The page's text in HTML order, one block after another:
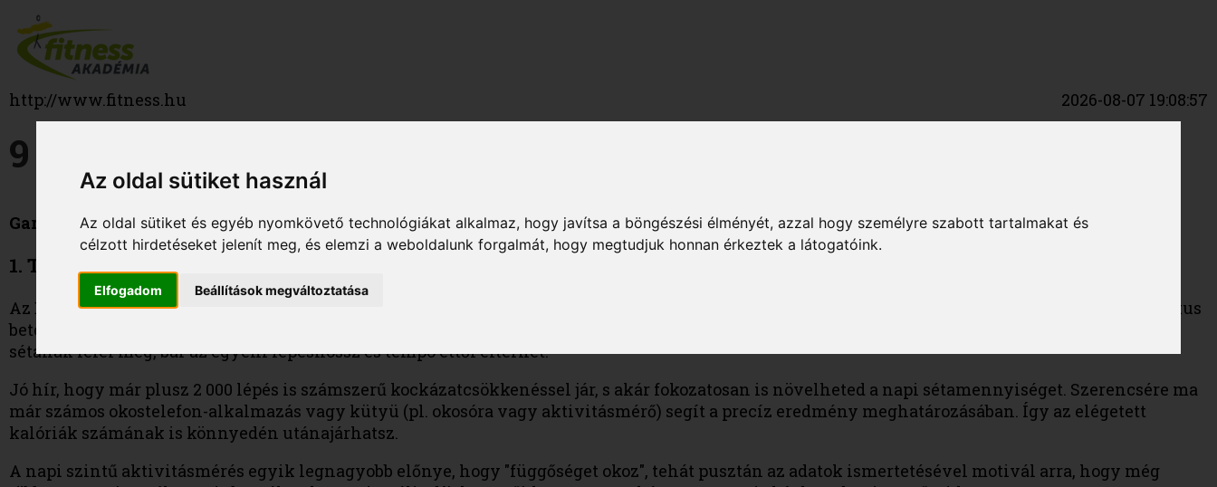
Az oldal sütiket használ
Az oldal sütiket és egyéb nyomkövető technológiákat alkalmaz, hogy javítsa a böngészési élményét, azzal hogy személyre szabott tartalmakat és
célzott hirdetéseket jelenít meg, és elemzi a weboldalunk forgalmát, hogy megtudjuk honnan érkeztek a látogatóink.
Elfogadom Beállítások megváltoztatása
http://www.fitness.hu 2026-08-07 19:08:57
9 ÚJÉVI FOGADALOM, AMIT TÉNYLEG BE TUDSZ TARTANI
Garantált a sikerélmény, ha nem egyetlen, szinte elérhetetlennek tűnő célt tűzöl ki magad elé, hanem több kicsit!
1. Tízezer lépés az egészségért
Az Egészségügyi Világszervezet (WHO) ajánlása szerint naponta nagyjából 10 000 lépést kell megtenned ahhoz, hogy csökkenjen az olyan krónikus
betegségek kialakulásának veszélye, mint a magas vérnyomás vagy a 2-es típusú cukorbetegség. Ez hellyel-közzel 100 perc vagy 8 kilométer
sétának felel meg, bár az egyéni lépéshossz és tempó ettől eltérhet.
Jó hír, hogy már plusz 2 000 lépés is számszerű kockázatcsökkenéssel jár, s akár fokozatosan is növelheted a napi sétamennyiséget. Szerencsére ma
már számos okostelefon-alkalmazás vagy kütyü (pl. okosóra vagy aktivitásmérő) segít a precíz eredmény meghatározásában. Így az elégetett
kalóriák számának is könnyedén utánajárhatsz.
A napi szintű aktivitásmérés egyik legnagyobb előnye, hogy "függőséget okoz", tehát pusztán az adatok ismertetésével motivál arra, hogy még